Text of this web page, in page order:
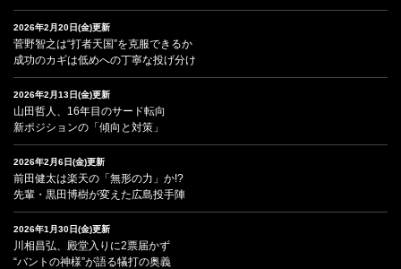
2026年2月20日(金)更新
菅野智之は“打者天国”を克服できるか
成功のカギは低めへの丁寧な投げ分け
2026年2月13日(金)更新
山田哲人、16年目のサード転向
新ポジションの「傾向と対策」
2026年2月6日(金)更新
前田健太は楽天の「無形の力」か!?
先輩・黒田博樹が変えた広島投手陣
2026年1月30日(金)更新
川相昌弘、殿堂入りに2票届かず
“バントの神様”が語る犠打の奥義